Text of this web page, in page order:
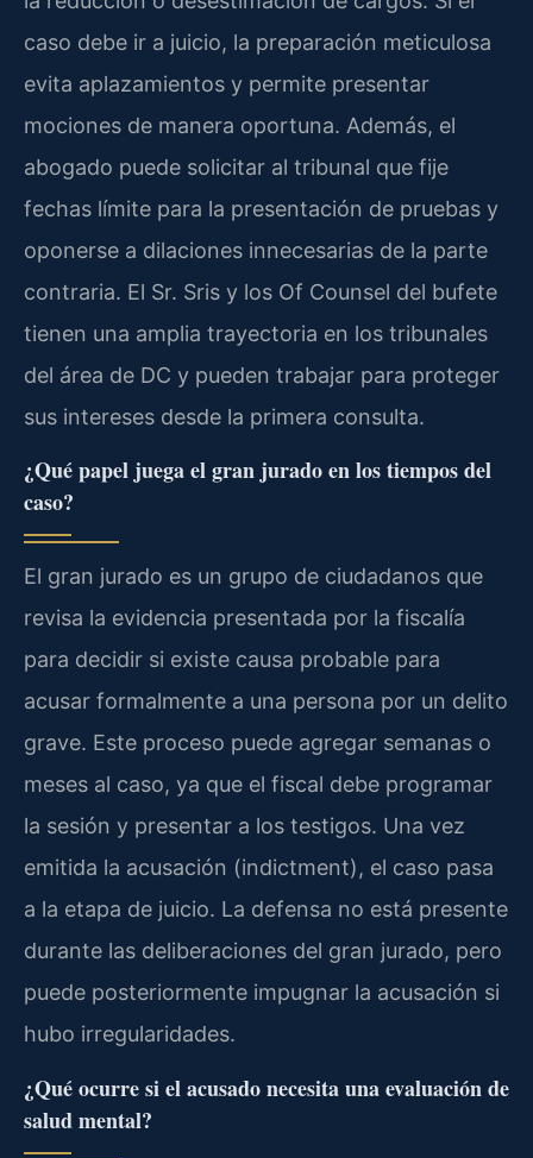
caso debe ir a juicio, la preparación meticulosa
evita aplazamientos y permite presentar
mociones de manera oportuna. Además, el
abogado puede solicitar al tribunal que fije
fechas límite para la presentación de pruebas y
oponerse a dilaciones innecesarias de la parte
contraria. El Sr. Sris y los Of Counsel del bufete
tienen una amplia trayectoria en los tribunales
del área de DC y pueden trabajar para proteger
sus intereses desde la primera consulta.
¿Qué papel juega el gran jurado en los tiempos del
caso?
El gran jurado es un grupo de ciudadanos que
revisa la evidencia presentada por la fiscalía
para decidir si existe causa probable para
acusar formalmente a una persona por un delito
grave. Este proceso puede agregar semanas o
meses al caso, ya que el fiscal debe programar
la sesión y presentar a los testigos. Una vez
emitida la acusación (indictment), el caso pasa
a la etapa de juicio. La defensa no está presente
durante las deliberaciones del gran jurado, pero
puede posteriormente impugnar la acusación si
hubo irregularidades.
¿Qué ocurre si el acusado necesita una evaluación de
salud mental?